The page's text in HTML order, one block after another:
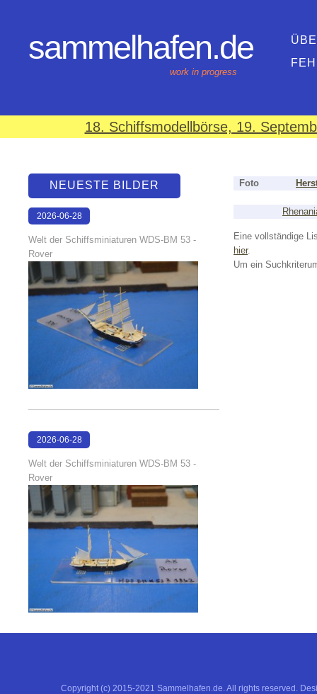
sammelhafen.de
work in progress
18. Schiffsmodellbörse, 19.
Foto
Eine vollständige
hier.
Um ein
NEUESTE BILDER
2026-06-28
Welt der Schiffsminiaturen WDS-BM 53 -
Rover
2026-06-28
Welt der Schiffsminiaturen WDS-BM 53 -
Rover
Copyright (c) 2015-2021 Sammelhafen.de. All rights reserved.